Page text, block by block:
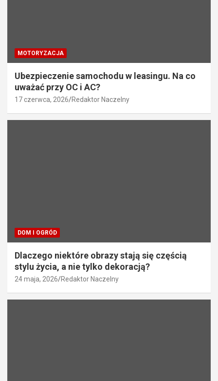
MOTORYZACJA
Ubezpieczenie samochodu w leasingu. Na co
uważać przy OC i AC?
17 czerwca, 2026 Redaktor Naczelny
DOM I OGRÓD
Dlaczego niektóre obrazy stają się częścią
stylu życia, a nie tylko dekoracją?
24 maja, 2026 Redaktor Naczelny